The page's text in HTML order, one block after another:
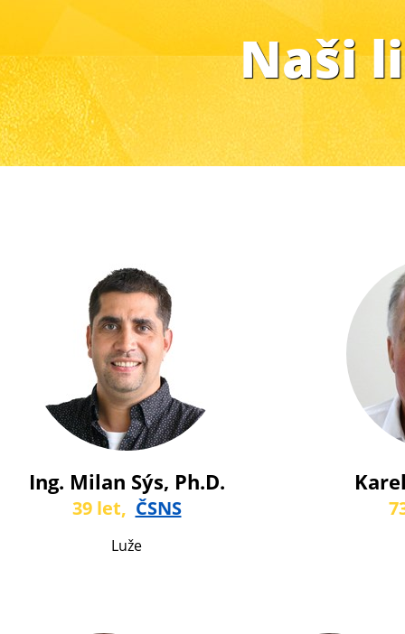
Naši
Ing. Milan Sýs, Ph.D.
39 let, ČSNS
Luže